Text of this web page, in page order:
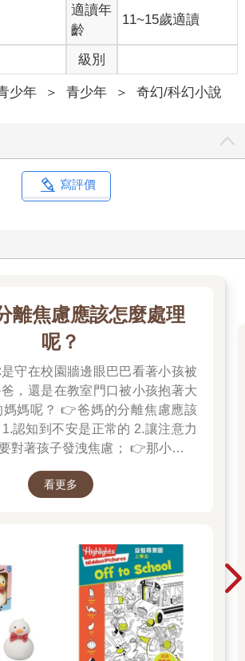
話。
進來湊熱鬧，他去哪裡了？」
漠不關心地說，「不在屋子裡。」
地說，「我倒想知道他到底想幹嘛，想學
姨說，「窗子開著！」
，親愛的。」
。哈利邊聽著果寶牌早餐脆麥片的廣告歌，
街上遇見他，老是要叫他過去喝茶。她剛
妮阿姨欣慰地說，「他結交了許多小朋友，
來，德思禮夫婦對他們愛子達力的看法實在
他暑假每天晚上都和不同的朋友一起喝茶，
腦筋的謊言照單全收。哈利很清楚達力根本
他那堆狐群狗黨每天晚上都在破壞遊樂場內
角抽菸，還對路過的車輛和兒童扔石頭。哈
區一帶散步時都會看到他們，他這一整個暑
路翻揀垃圾桶裡的報紙。
之後──也許就是今天晚上了。
的罷工行動進入第二週，受困的度假旅客塞
。但這都無關緊要，躺在花壇上的哈利抽緊
有事發生，鐵定會放在新聞頭條──死亡和毀
機場重要得多了。
望著頭上蔚藍的天空。今年暑假他每天都這
時鬆一口氣，然後又逐漸緊張……最後總是
沒有事情發生？
漏任何麻瓜不知其所以然的小線索──也許是
適讀年
齡
11~15歲適讀
級別
少年 ＞ 青少年 ＞ 奇幻/科幻小說
寫評價
離焦慮應該怎麼處理
呢？
守在校園牆邊眼巴巴看著小孩被
，還是在教室門口被小孩抱著大
媽媽呢？ 👉爸媽的分離焦慮應該
認知到不安是正常的 2.讓注意力
對著孩子發洩焦慮； 👉那小朋友
玩偶增加安全感 2.與孩子分開時請
長的過程！真是太好了！ 🎉金石
媽好輕鬆教你一站購足！文具、書
品全面5折起！👉文具滿777送80
全站商品滿1200回饋4%金幣
看更多